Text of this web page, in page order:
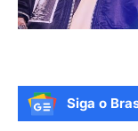
Siga o